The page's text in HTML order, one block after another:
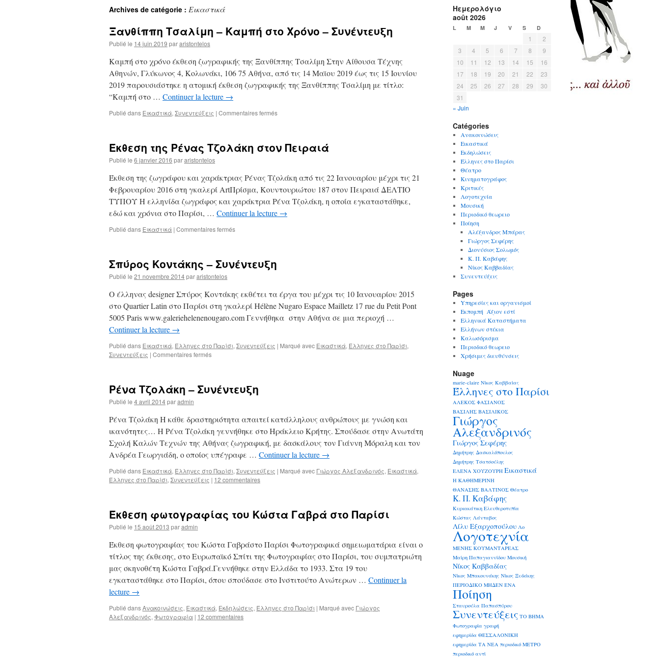
Archives de catégorie : Εικαστικά
Ξανθίππη Τσαλίμη – Καμπή στο Χρόνο – Συνέντευξη
Publié le 14 juin 2019 pararistontelos
Kαμπή στο χρόνο έκθεση ζωγραφικής της Ξανθίππης Τσαλίμη Στην Αίθουσα Τέχνης
Αθηνών, Γλύκωνος 4, Κολωνάκι, 106 75 Αθήνα, από τις 14 Μαϊου 2019 έως τις 15 Ιουνίου
2019 παρουσιάστηκε η ατομική έκθεση ζωγραφικής της Ξανθίππης Τσαλίμη με τίτλο:
“Καμπή στο … Continuer la lecture →
Publié dans Εικαστικά, Συνεντεύξεις | Commentaires ferméssur
Καμπή
Συνέντευξη
Έκθεση της Ρένας Τζολάκη στον Πειραιά
Publié le 6 janvier 2016 pararistontelos
Έκθεση της ζωγράφου και χαράκτριας Ρένας Τζολάκη από τις 22 Ιανουαρίου μέχρι τις 21
Φεβρουαρίου 2016 στη γκαλερί ArtΠρίσμα, Κουντουριώτου 187 στον Πειραιά ΔΕΛΤΙΟ
ΤΥΠΟΥ Η ελληνίδα ζωγράφος και χαράκτρια Ρένα Τζολάκη, η οποία εγκαταστάθηκε,
εδώ και χρόνια στο Παρίσι, … Continuer la lecture →
Publié dans Εικαστικά | Commentaires ferméssur
Τζολάκη
Σπύρος Κοντάκης – Συνέντευξη
Publié le 21 novembre 2014pararistontelos
Ο έλληνας designer Σπύρος Κοντάκης εκθέτει τα έργα του μέχρι τις 10 Ιανουαρίου 2015
στο Quartier Latin στο Παρίσι στη γκαλερί Hélène Nugaro Espace Mailletz 17 rue du Petit Pont 
5005 Paris www.galeriehelenenougaro.com Γεννήθηκα στην Αθήνα σε μια περιοχή …
Continuer la lecture →
Publié dans Εικαστικά, Έλληνες στο Παρίσι, Συνεντεύξεις | Marqué avec Εικαστικά, Έλληνες στο Παρίσι,
Συνεντεύξεις | Commentaires ferméssur
Συνέντευξη
Ρένα Τζολάκη – Συνέντευξη
Publié le 4 avril 2014paradmin
Ρένα Τζολάκη Η κάθε δραστηριότητα απαιτεί κατάλληλους ανθρώπους με γνώση και
ικανότητες… Η Ρένα Τζολάκη γεννήθηκε στο Ηράκλειο Κρήτης. Σπούδασε στην Ανωτάτη
Σχολή Καλών Τεχνών της Αθήνας ζωγραφική, με δασκάλους τον Γιάννη Μόραλη και τον
Ανδρέα Γεωργιάδη, ο οποίος υπέγραφε … Continuer la lecture →
Publié dans Εικαστικά, Έλληνες στο Παρίσι, Συνεντεύξεις | Marqué avec Γιώργος Αλεξανδρινός, Εικαστικά,
Έλληνες στο Παρίσι, Συνεντεύξεις | 12 commentaires
Έκθεση φωτογραφίας του Κώστα Γαβρά στο Παρίσι
Publié le 15 août 2013 paradmin
Έκθεση φωτογραφίας του Κώστα Γαβράστο Παρίσι Φωτογραφικά σημειωματάρια είναι ο
τίτλος της έκθεσης, στο Ευρωπαϊκό Σπίτι της Φωτογραφίας στο Παρίσι, του συμπατριώτη
μας σκηνοθέτη Κώστα Γαβρά.Γεννήθηκε στην Ελλάδα το 1933. Στα 19 του
εγκαταστάθηκε στο Παρίσι, όπου σπούδασε στο Ινστιτούτο Ανώτερων … Continuer la
lecture →
Publié dansΑνακοινώσεις, Εικαστικά, Εκδηλώσεις, Έλληνες στο Παρίσι | Marqué avec Γιώργος
Αλεξανδρινός, Φωτογραφία | 12 commentaires
Ηεμερολόγιο
août 2026
L M M J V S D
1
2
3
4 5 6 7 8
9
10
11 12 13 14 15
16
17
18 19 20 21 22
23
24
25 26 27 28 29
30
31
« Juin
Catégories
Ανακοινώσεις
Εικαστικά
Εκδηλώσεις
Έλληνες στο Παρίσι
Θέατρο
Κινηματογράφος
Κριτικές
Λογοτεχνία
Μουσική
Περιοδικό θεωρειο
Ποίηση
Αλέξανδρος Μπάρας
Γιώργος Σεφέρης
Διονύσιος Σολωμός
Κ. Π. Καβάφης
Νίκος Καββαδίας
Συνεντεύξεις
Pages
Yπηρεσίες και οργανισμοί
Εκπομπή Άξιον εστί
Ελληνικά Καταστήματα
Ελλήνων στέκια
Καλωσόρισμα
Περιοδικό θεωρειο
Χρήσιμες διευθύνσεις
Nuage
marie-claire Nίκος Καββαίας
Έλληνες στο Παρίσι
ΑΛΕΚΟΣ ΦΑΣΙΑΝΟΣ
ΒΑΣΙΛΗΣ ΒΑΣΙΛΙΚΟΣ
Γιώργος
Αλεξανδρινός
Γιώργος Σεφέρης
Δημήτρης Δασκαλόπουλος
Δημήτρης Τσατσούλης
ΕΛΕΝΑ ΧΟΥΖΟΥΡΗ Εικαστικά
Η ΚΑΘΗΜΕΡΙΝΗ
ΘΑΝΑΣΗΣ ΒΑΛΤΙΝΟΣ Θέατρο
Κ. Π. Καβάφης
Κυριακάτικη Ελευθεροτυπία
Κώστας Λάνταβος
Λίλυ Εξαρχοπούλου Λο
Λογοτεχνία
ΜΕΝΗΣ ΚΟΥΜΑΝΤΑΡΕΑΣ
Μαίρη Παπαγιαννίδου Μουσική
Νίκος Καββαδίας
Νίκος Μπακουνάκης Νίκος Ξυδάκης
ΠΕΡΙΟΔΙΚΟ ΜΗΔΕΝ ΕΝΑ
Ποίηση
Σταυρούλα Παπασπύρου
Συνεντεύξεις ΤΟ ΒΗΜΑ
Φωτογραφία γραφή
εφημερίδα ΘΕΣΣΑΛΟΝΙΚΗ
εφημερίδα ΤΑ ΝΕΑ περιοδικό ΜΕΤΡΟ
περιοδικό αντί